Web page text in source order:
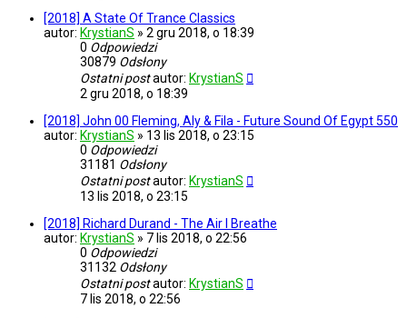
[2018] A State Of Trance Classics
autor: KrystianS » 2 gru 2018, o 18:39
0 Odpowiedzi
30879 Odsłony
Ostatni postautor: KrystianS
2 gru 2018, o 18:39
[2018] John 00 Fleming, Aly & Fila - Future Sound Of Egypt 550
autor: KrystianS » 13 lis 2018, o 23:15
0 Odpowiedzi
31181 Odsłony
Ostatni postautor: KrystianS
13 lis 2018, o 23:15
[2018] Richard Durand - The Air I Breathe
autor: KrystianS » 7 lis 2018, o 22:56
0 Odpowiedzi
31132 Odsłony
Ostatni postautor: KrystianS
7 lis 2018, o 22:56